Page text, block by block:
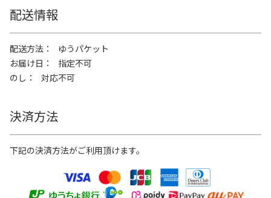
配送情報
配送方法
ゆうパケット
お届け日
指定不可
のし
対応不可
決済方法
下記の決済方法がご利用頂けます。